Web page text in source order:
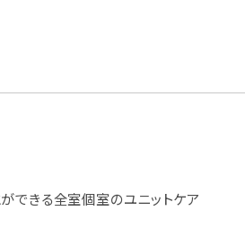
できる全室個室のユニットケア